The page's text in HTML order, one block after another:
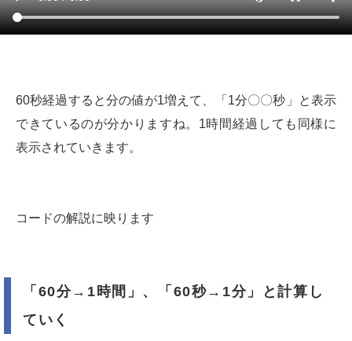
60秒経過すると分の値が1増えて、「1分〇〇秒」と表示
できているのが分かりますね。1時間経過しても同様に
表示されていきます。
コードの解説に映ります
「60分→1時間」、「60秒→1分」と計算し
ていく